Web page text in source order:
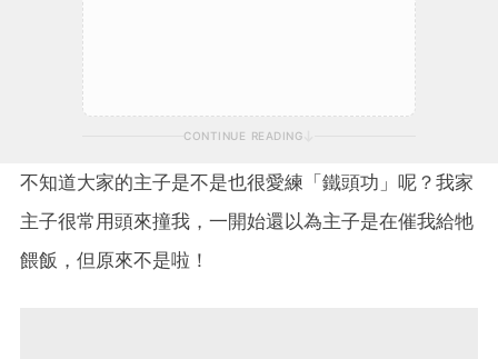
CONTINUE READING
不知道大家的主子是不是也很愛練「鐵頭功」呢？我家
主子很常用頭來撞我，一開始還以為主子是在催我給牠
餵飯，但原來不是啦！